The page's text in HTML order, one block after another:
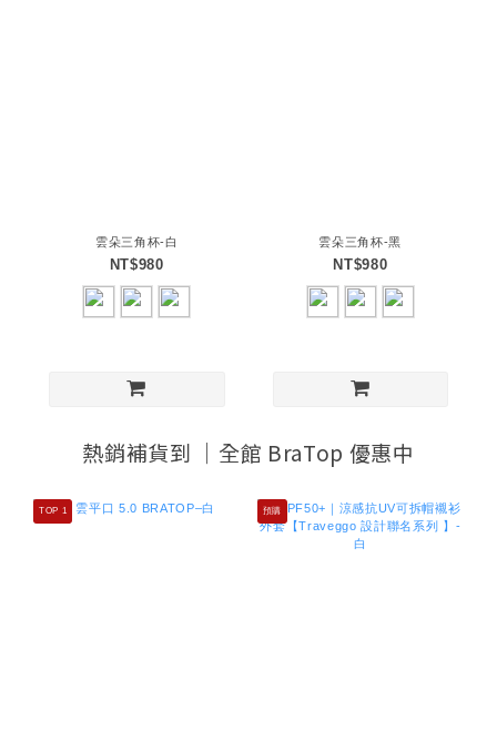
雲朵三角杯-白
NT$980
雲朵三角杯-黑
NT$980
熱銷補貨到 ｜全館 BraTop 優惠中
TOP 1 預購